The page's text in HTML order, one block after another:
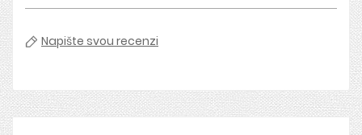
Napište svou recenzi